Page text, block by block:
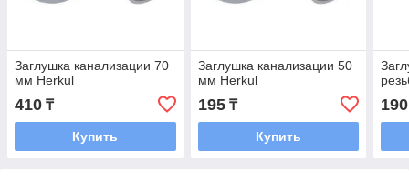
Заглушка канализации 70
мм Herkul
410 ₸
Купить
Заглушка канализации 50
мм Herkul
195₸
Купить
190